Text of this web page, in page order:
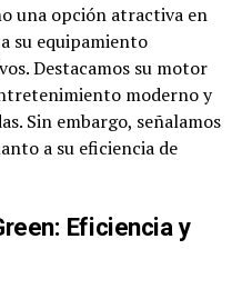
una opción atractiva en
su equipamiento
Destacamos su motor
moderno y
Sin embargo, señalamos
a su eficiencia de
Eficiencia y